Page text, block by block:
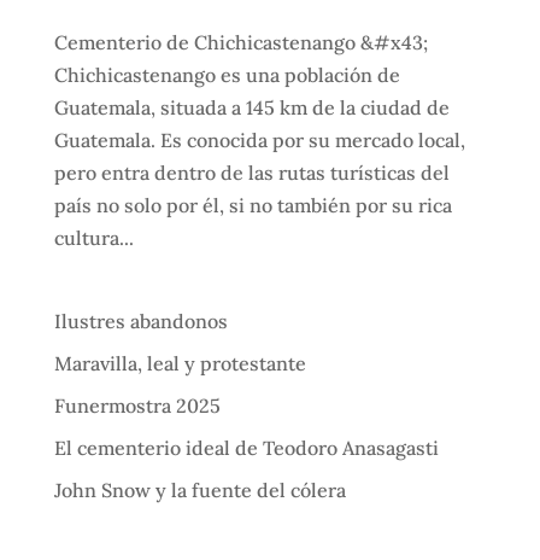
Cementerio de Chichicastenango &#x43;
Chichicastenango es una población de
Guatemala, situada a 145 km de la ciudad de
Guatemala. Es conocida por su mercado local,
pero entra dentro de las rutas turísticas del
país no solo por él, si no también por su rica
cultura...
Ilustres abandonos
Maravilla, leal y protestante
Funermostra 2025
El cementerio ideal de Teodoro Anasagasti
John Snow y la fuente del cólera